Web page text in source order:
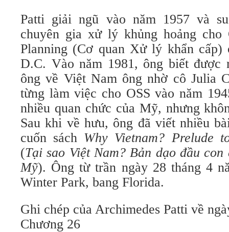
Patti giải ngũ vào năm 1957 và
chuyên gia xử lý khủng hoảng cho
Planning (Cơ quan Xử lý khẩn cấp)
D.C. Vào năm 1981, ông biết được
ông về Việt Nam ông nhờ cô Julia
từng làm việc cho OSS vào năm
nhiều quan chức của Mỹ, nhưng
Sau khi về hưu, ông đã viết nhiều
cuốn sách Why Vietnam? Prelude
(Tại sao Việt Nam? Bản dạo đầu
Mỹ). Ông từ trần ngày 28 tháng 4
Winter Park, bang Florida.
Ghi chép của Archimedes Patti về
Chương 26